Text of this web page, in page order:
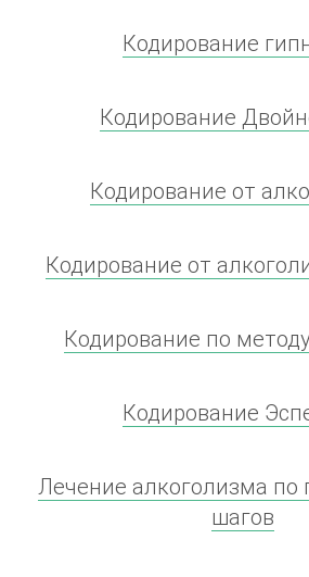
Кодирование
Кодирование
Кодирование от
Кодирование от
Кодирование по
Кодирование
Лечение алкоголизма по
шагов